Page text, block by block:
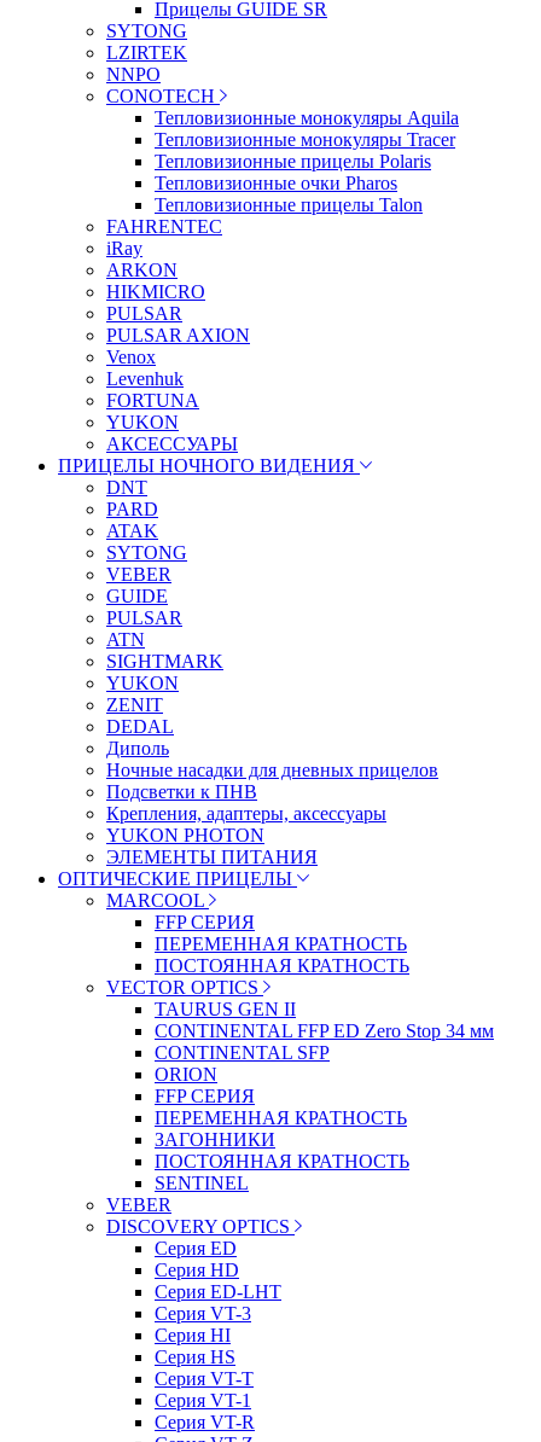
Прицелы GUIDE SR
SYTONG
LZIRTEK
NNPO
CONOTECH
Тепловизионные монокуляры Aquila
Тепловизионные монокуляры Tracer
Тепловизионные прицелы Polaris
Тепловизионные очки Pharos
Тепловизионные прицелы Talon
FAHRENTEC
iRay
ARKON
HIKMICRO
PULSAR
PULSAR AXION
Venox
Levenhuk
FORTUNA
YUKON
АКСЕССУАРЫ
ПРИЦЕЛЫ НОЧНОГО ВИДЕНИЯ
DNT
PARD
ATAK
SYTONG
VEBER
GUIDE
PULSAR
ATN
SIGHTMARK
YUKON
ZENIT
DEDAL
Диполь
Ночные насадки для дневных прицелов
Подсветки к ПНВ
Крепления, адаптеры, аксессуары
YUKON PHOTON
ЭЛЕМЕНТЫ ПИТАНИЯ
ОПТИЧЕСКИЕ ПРИЦЕЛЫ
MARCOOL
FFP СЕРИЯ
ПЕРЕМЕННАЯ КРАТНОСТЬ
ПОСТОЯННАЯ КРАТНОСТЬ
VECTOR OPTICS
TAURUS GEN II
CONTINENTAL FFP ED Zero Stop 34 мм
CONTINENTAL SFP
ORION
FFP СЕРИЯ
ПЕРЕМЕННАЯ КРАТНОСТЬ
ЗАГОННИКИ
ПОСТОЯННАЯ КРАТНОСТЬ
SENTINEL
VEBER
DISCOVERY OPTICS
Серия ED
Серия HD
Серия ED-LHT
Серия VT-3
Серия HI
Серия HS
Серия VT-T
Серия VT-1
Серия VT-R